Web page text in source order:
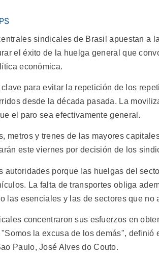
sindicales de Brasil apuestan a
el éxito de la huelga general que
económica.
para evitar la repetición de los
desde la década pasada. La
el paro sea efectivamente general.
metros y trenes de las mayores
este viernes por decisión de los
autoridades porque las huelgas del
La falta de transportes obliga
las esenciales y las de sectores que no
concentraron sus esfuerzos en
la excusa de los demás",
Paulo, José Alves do Couto.